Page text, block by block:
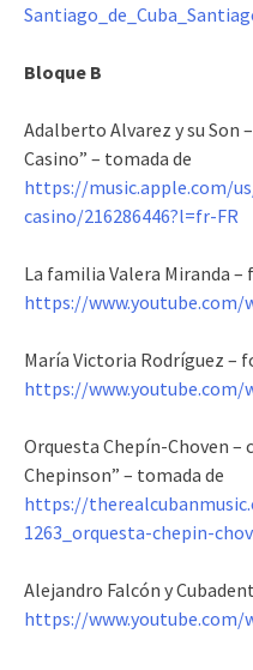
Bloque B
Adalberto Alvarez y su Son
Casino” – tomada de
https://music.apple.com/
casino/216286446?l=fr-FR
La familia Valera Miranda
https://www.youtube.com/
María Victoria Rodríguez –
https://www.youtube.com/
Orquesta Chepín-Choven
Chepinson” – tomada de
https://
1263_orquesta-chepin-
Alejandro Falcón y
https://www.youtube.com/